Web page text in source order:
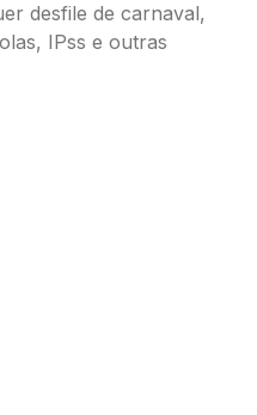
desfile de carnaval,
IPss e outras